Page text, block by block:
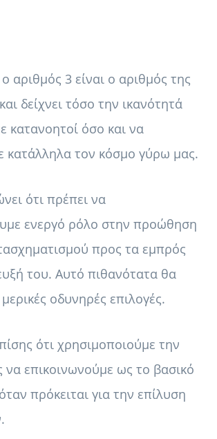
αριθμός 3 είναι ο αριθμός της
δείχνει τόσο την ικανότητά
κατανοητοί όσο και να
κατάλληλα τον κόσμο γύρω μας.
ότι πρέπει να
ενεργό ρόλο στην προώθηση
προς τα εμπρός
του. Αυτό πιθανότατα θα
οδυνηρές επιλογές.
ότι χρησιμοποιούμε την
να επικοινωνούμε ως το βασικό
πρόκειται για την επίλυση